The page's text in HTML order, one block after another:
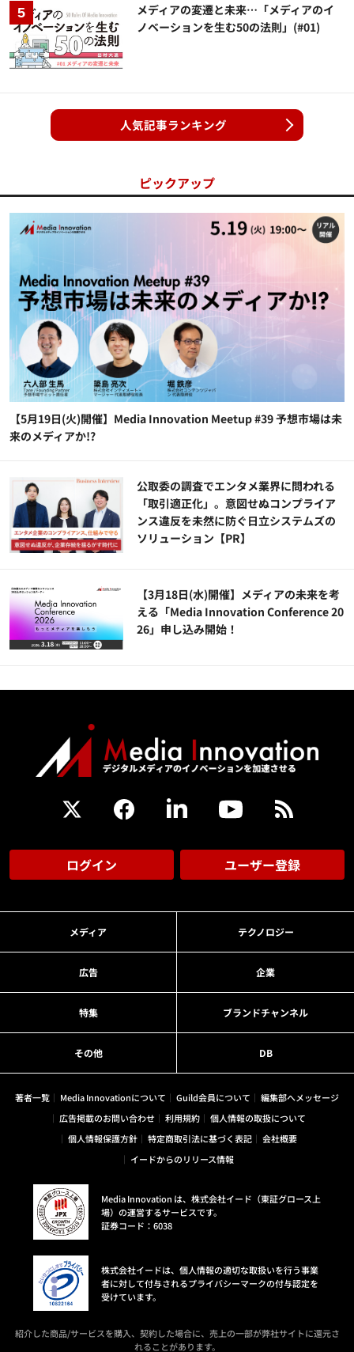
メディアの変遷と未来…「メディアのイ
ノベーションを生む50の法則」(#01)
人気記事ランキング
ピックアップ
【5月19日(火)開催】Media Innovation Meetup #39 予想市場は未
来のメディアか!?
公​​取委の調査でエンタメ業界に問われる
「取引適正化」。意図せぬコンプライア
ンス違反を未然に防ぐ日立システムズの
ソリューション​【PR】
【3月18日(水)開催】メディアの未来を考
える「Media Innovation Conference 20
26」申し込み開始！
ログイン ユーザー登録
メディア テクノロジー
広告 企業
特集 ブランドチャンネル
その他 DB
著者一覧 Media Innovationについて Guild会員について
編集部へメッセージ
広告掲載のお問い合わせ
利用規約
個人情報の取扱について
個人情報保護方針
特定商取引法に基づく表記
会社概要
イードからのリリース情報
Media Innovation は、株式会社イード（東証グロース上
場）の運営するサービスです。
証券コード：6038
株式会社イードは、個人情報の適切な取扱いを行う事業
者に対して付与されるプライバシーマークの付与認定を
受けています。
紹介した商品/サービスを購入、契約した場合に、売上の一部が弊社サイトに還元さ
れることがあります。